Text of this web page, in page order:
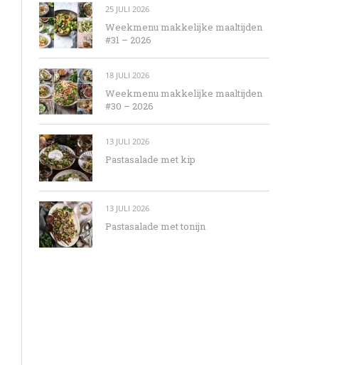
25 JULI 2026
Weekmenu makkelijke maaltijden
#31 – 2026
18 JULI 2026
Weekmenu makkelijke maaltijden
#30 – 2026
13 JULI 2026
Pastasalade met kip
13 JULI 2026
Pastasalade met tonijn